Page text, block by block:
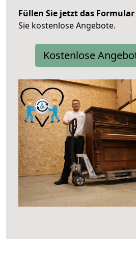
Füllen Sie jetzt das
Sie kostenlose Angebote.
Kostenlose